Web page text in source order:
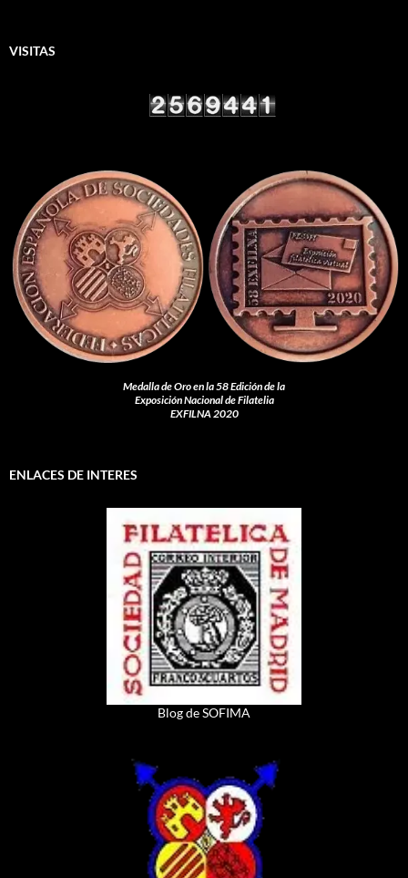
VISITAS
Medalla de Oro en la 58 Edición de la
Exposición Nacional de Filatelia
EXFILNA 2020
ENLACES DE INTERES
Blog de SOFIMA